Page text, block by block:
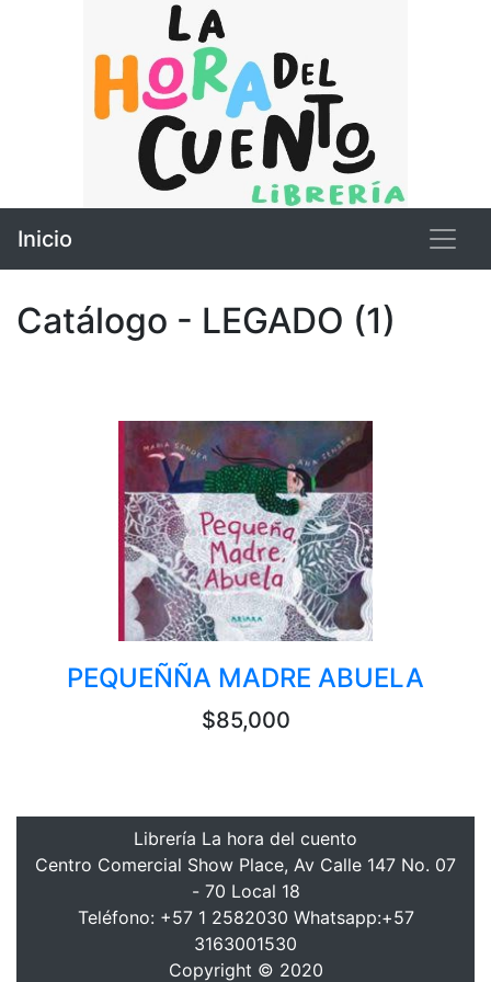
Inicio
Catálogo - LEGADO (1)
PEQUEÑÑA MADRE ABUELA
$85,000
Librería La hora del cuento
Centro Comercial Show Place, Av Calle 147 No. 07
- 70 Local 18
Teléfono: +57 1 2582030 Whatsapp:+57
3163001530
Copyright © 2020